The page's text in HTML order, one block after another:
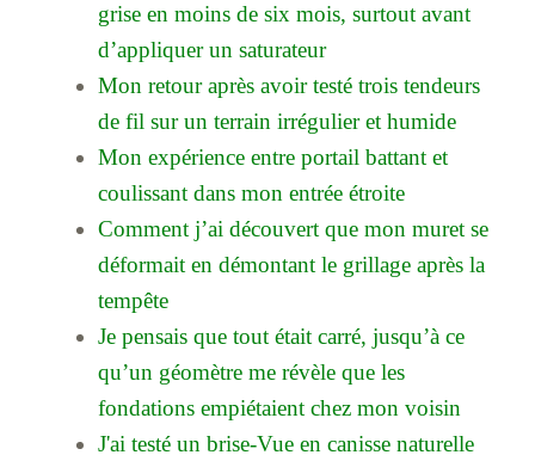
grise en moins de six mois, surtout avant
d’appliquer un saturateur
Mon retour après avoir testé trois tendeurs
de fil sur un terrain irrégulier et humide
Mon expérience entre portail battant et
coulissant dans mon entrée étroite
Comment j’ai découvert que mon muret se
déformait en démontant le grillage après la
tempête
Je pensais que tout était carré, jusqu’à ce
qu’un géomètre me révèle que les
fondations empiétaient chez mon voisin
J'ai testé un brise-Vue en canisse naturelle